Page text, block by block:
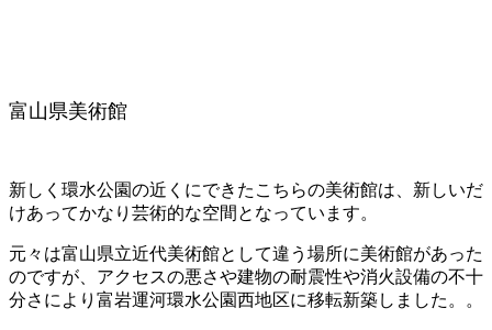
富山県美術館
新しく環水公園の近くにできたこちらの美術館は、新しいだ
けあってかなり芸術的な空間となっています。
元々は富山県立近代美術館として違う場所に美術館があった
のですが、アクセスの悪さや建物の耐震性や消火設備の不十
分さにより富岩運河環水公園西地区に移転新築しました。。